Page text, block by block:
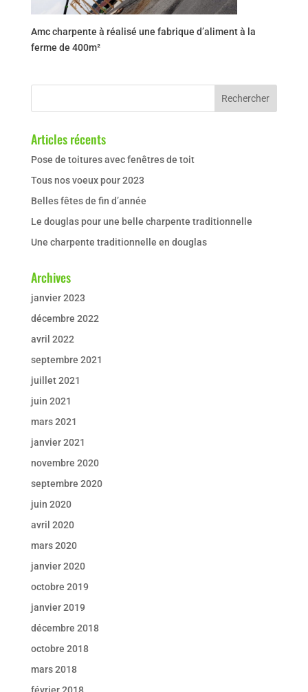
Amc charpente à réalisé une fabrique d’aliment à la
ferme de 400m²
Articles récents
Pose de toitures avec fenêtres de toit
Tous nos voeux pour 2023
Belles fêtes de fin d’année
Le douglas pour une belle charpente traditionnelle
Une charpente traditionnelle en douglas
Archives
janvier 2023
décembre 2022
avril 2022
septembre 2021
juillet 2021
juin 2021
mars 2021
janvier 2021
novembre 2020
septembre 2020
juin 2020
avril 2020
mars 2020
janvier 2020
octobre 2019
janvier 2019
décembre 2018
octobre 2018
mars 2018